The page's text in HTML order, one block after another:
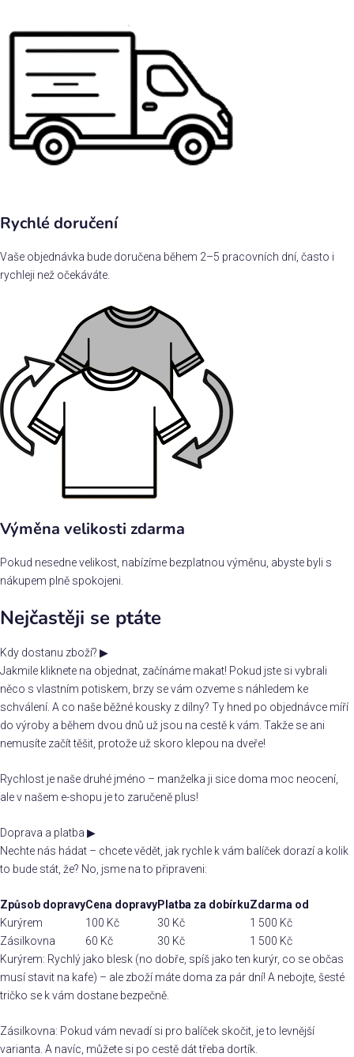
Rychlé doručení
Vaše objednávka bude doručena během 2–5 pracovních dní, často i
rychleji než očekáváte.
Výměna velikosti zdarma
Pokud nesedne velikost, nabízíme bezplatnou výměnu, abyste byli s
nákupem plně spokojeni.
Nejčastěji se ptáte
Kdy dostanu zboží? ▶
Jakmile kliknete na objednat, začínáme makat! Pokud jste si vybrali
něco s vlastním potiskem, brzy se vám ozveme s náhledem ke
schválení. A co naše běžné kousky z dílny? Ty hned po objednávce míří
do výroby a během dvou dnů už jsou na cestě k vám. Takže se ani
nemusíte začít těšit, protože už skoro klepou na dveře!
Rychlost je naše druhé jméno – manželka ji sice doma moc neocení,
ale v našem e-shopu je to zaručeně plus!
Doprava a platba ▶
Nechte nás hádat – chcete vědět, jak rychle k vám balíček dorazí a kolik
to bude stát, že? No, jsme na to připraveni:
Způsob dopravyCena dopravyPlatba za dobírkuZdarma od
Kurýrem
100 Kč 30 Kč
1 500 Kč
Zásilkovna
60 Kč 30 Kč
1 500 Kč
Kurýrem: Rychlý jako blesk (no dobře, spíš jako ten kurýr, co se občas
musí stavit na kafe) – ale zboží máte doma za pár dní! A nebojte, šesté
tričko se k vám dostane bezpečně.
Zásilkovna: Pokud vám nevadí si pro balíček skočit, je to levnější
varianta. A navíc, můžete si po cestě dát třeba dortík.